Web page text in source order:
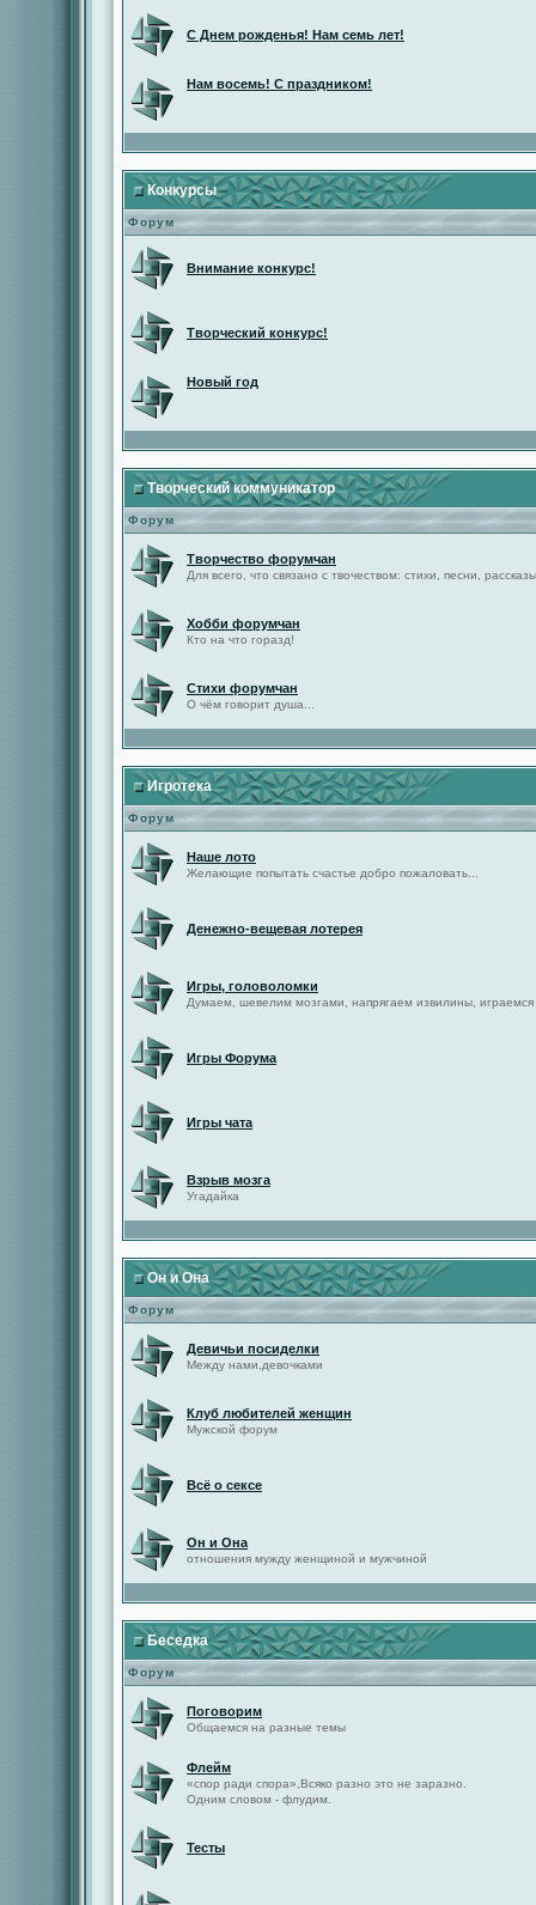
С Днем рожденья! Нам семь лет!
Нам восемь! С праздником!
Конкурсы
Форум
Внимание конкурс!
Творческий конкурс!
Новый год
Творческий коммуникатор
Форум
Творчество форумчан
Для всего, что связано с твочеством: стихи, песни,
Хобби форумчан
Кто на что горазд!
Стихи форумчан
О чём говорит душа...
Игротека
Форум
Наше лото
Желающие попытать счастье добро пожаловать...
Денежно-вещевая лотерея
Игры, головоломки
Думаем, шевелим мозгами, напрягаем извилины,
Игры Форума
Игры чата
Взрыв мозга
Угадайка
Он и Она
Форум
Девичьи посиделки
Между нами,девочками
Клуб любителей женщин
Мужской форум
Всё о сексе
Он и Она
отношения мужду женщиной и мужчиной
Беседка
Форум
Поговорим
Общаемся на разные темы
Флейм
«спор ради спора»,Всяко разно это не заразно.
Одним словом - флудим.
Тесты